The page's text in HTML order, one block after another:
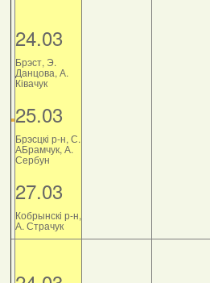
24.03
Брэст, Э.
Данцова, А.
Ківачук
25.03
Брэсцкі р-н, С.
АБрамчук, А.
Сербун
27.03
Кобрынскі р-н,
А. Страчук